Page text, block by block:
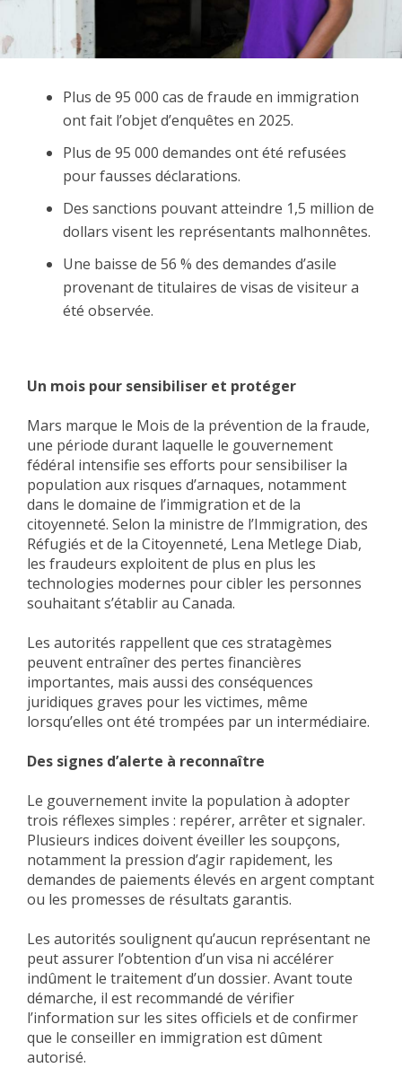
Plus de 95 000 cas de fraude en immigration
ont fait l’objet d’enquêtes en 2025.
Plus de 95 000 demandes ont été refusées
pour fausses déclarations.
Des sanctions pouvant atteindre 1,5 million de
dollars visent les représentants malhonnêtes.
Une baisse de 56 % des demandes d’asile
provenant de titulaires de visas de visiteur a
été observée.
Un mois pour sensibiliser et protéger
Mars marque le Mois de la prévention de la fraude,
une période durant laquelle le gouvernement
fédéral intensifie ses efforts pour sensibiliser la
population aux risques d’arnaques, notamment
dans le domaine de l’immigration et de la
citoyenneté. Selon la ministre de l’Immigration, des
Réfugiés et de la Citoyenneté, Lena Metlege Diab,
les fraudeurs exploitent de plus en plus les
technologies modernes pour cibler les personnes
souhaitant s’établir au Canada.
Les autorités rappellent que ces stratagèmes
peuvent entraîner des pertes financières
importantes, mais aussi des conséquences
juridiques graves pour les victimes, même
lorsqu’elles ont été trompées par un intermédiaire.
Des signes d’alerte à reconnaître
Le gouvernement invite la population à adopter
trois réflexes simples : repérer, arrêter et signaler.
Plusieurs indices doivent éveiller les soupçons,
notamment la pression d’agir rapidement, les
demandes de paiements élevés en argent comptant
ou les promesses de résultats garantis.
Les autorités soulignent qu’aucun représentant ne
peut assurer l’obtention d’un visa ni accélérer
indûment le traitement d’un dossier. Avant toute
démarche, il est recommandé de vérifier
l’information sur les sites officiels et de confirmer
que le conseiller en immigration est dûment
autorisé.